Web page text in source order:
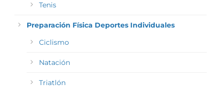
Tenis
Preparación Física Deportes Individuales
Ciclismo
Natación
Triatlón